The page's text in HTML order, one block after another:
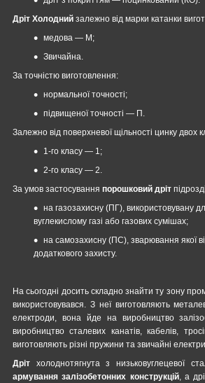
Дріт Холодний залежно від марки катанки
медова — М;
Звичайна.
За точністю виготовлення:
нормальної точності;
підвищеної точності — П.
Залежно від поверхневої щільності цинку двох
1-го класу — 1;
2-го класу — 2.
За умов застосування порошковий дріт
на газозахисну (ПГ), використовувану
вуглекислому газі або газових сумішах;
на самозахисну (ПС), зварювання якої
додаткового захисту.
На сьогодні досить складно знайти ту зону
використовувався. З неї виготовляють
електроди, вона йде на виробництво
виробництво сталевих канатів, кабелів,
виготовляють різні пружини та звичайні
Дріт холоднотягнута з низьковуглецевої
армування залізобетонних конструкцій, а